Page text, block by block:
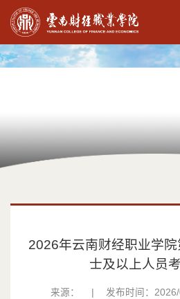
2026年云南财经职业学
士及以上人员
来源： 发布时间：